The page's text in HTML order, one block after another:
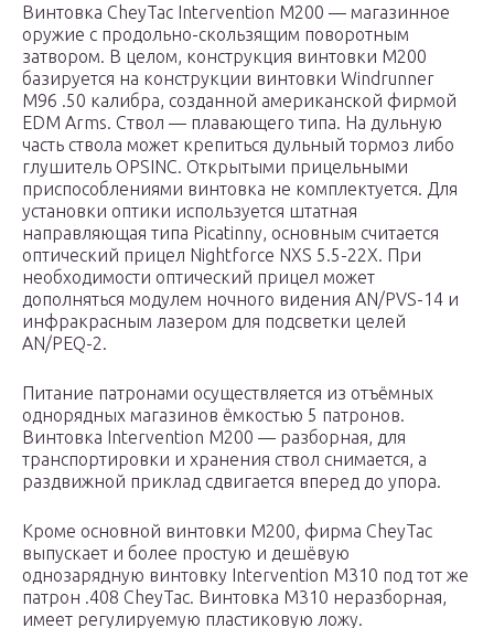
Винтовка CheyTac Intervention M200 — магазинное
оружие с продольно-скользящим поворотным
затвором. В целом, конструкция винтовки М200
базируется на конструкции винтовки Windrunner
M96 .50 калибра, созданной американской фирмой
EDM Arms. Ствол — плавающего типа. На дульную
часть ствола может крепиться дульный тормоз либо
глушитель OPSINC. Открытыми прицельными
приспособлениями винтовка не комплектуется. Для
установки оптики используется штатная
направляющая типа Picatinny, основным считается
оптический прицел Nightforce NXS 5.5-22X. При
необходимости оптический прицел может
дополняться модулем ночного видения AN/PVS-14 и
инфракрасным лазером для подсветки целей
AN/PEQ-2.
Питание патронами осуществляется из отъёмных
однорядных магазинов ёмкостью 5 патронов.
Винтовка Intervention M200 — разборная, для
транспортировки и хранения ствол снимается, а
раздвижной приклад сдвигается вперед до упора.
Кроме основной винтовки М200, фирма CheyTac
выпускает и более простую и дешёвую
однозарядную винтовку Intervention M310 под тот же
патрон .408 CheyTac. Винтовка М310 неразборная,
имеет регулируемую пластиковую ложу.